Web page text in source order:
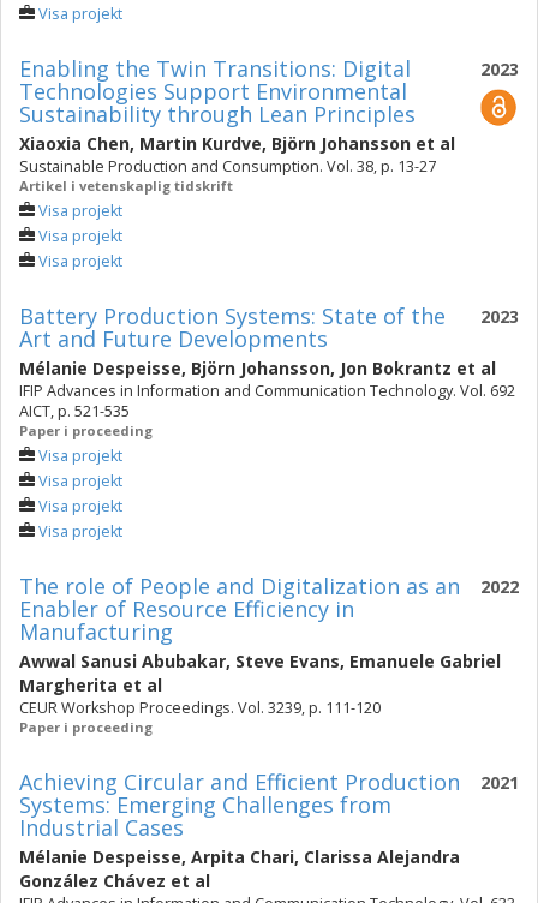
Visa projekt
2023
Enabling the Twin Transitions: Digital
Technologies Support Environmental
Sustainability through Lean Principles
Xiaoxia Chen, Martin Kurdve, Björn Johansson et al
Sustainable Production and Consumption. Vol. 38, p. 13-27
Artikel i vetenskaplig tidskrift
Visa projekt
Visa projekt
Visa projekt
2023
Battery Production Systems: State of the
Art and Future Developments
Mélanie Despeisse, Björn Johansson, Jon Bokrantz et al
IFIP Advances in Information and Communication Technology. Vol. 692
AICT, p. 521-535
Paper i proceeding
Visa projekt
Visa projekt
Visa projekt
Visa projekt
2022
The role of People and Digitalization as an
Enabler of Resource Efficiency in
Manufacturing
Awwal Sanusi Abubakar, Steve Evans, Emanuele Gabriel
Margherita et al
CEUR Workshop Proceedings. Vol. 3239, p. 111-120
Paper i proceeding
2021
Achieving Circular and Efficient Production
Systems: Emerging Challenges from
Industrial Cases
Mélanie Despeisse, Arpita Chari, Clarissa Alejandra
González Chávez et al